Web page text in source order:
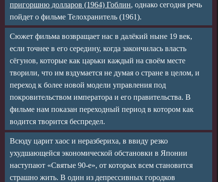
пригоршню долларов (1964) Гоблин, однако сегодня речь
пойдет о фильме Телохранитель (1961).
Сюжет фильма возвращает нас в далёкий ныне 19 век,
если точнее в его середину, когда закончилась власть
сёгунов, которые как царьки каждый на своём месте
творили, что им вздумается не думая о стране в целом, и
переход к более новой модели управления под
покровительством императора и его правительства. В
фильме нам показан переходный период в котором как
водится творится беспредел.
Всюду царит хаос и неразбериха, в ввиду резко
ухудшающейся экономической обстановки в Японии
наступают «Святые 90-е», от которых всем становится
страшно жить. В один из депрессивных городков